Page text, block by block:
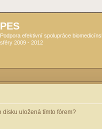
PES
Podpora efektivní spolupráce
sféry 2009 - 2012
disku uložená tímto fórem?